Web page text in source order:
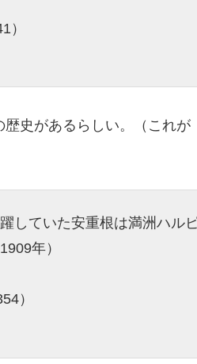
）
歴史があるらしい。（これ
していた安重根は満洲ハル
年）
）